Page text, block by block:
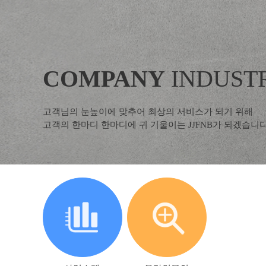
COMPANY
고객님의 눈높이에 맞추어 최상의 서비스가 되기 위해
고객의 한마디 한마디에 귀 기울이는 JJFNB가 되겠습니